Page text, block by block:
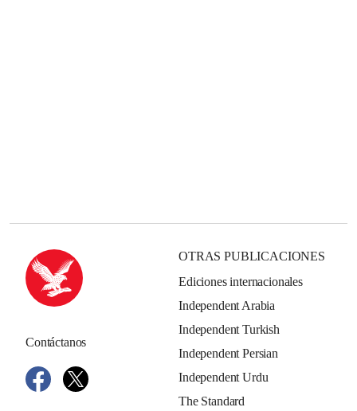
Contáctanos
OTRAS PUBLICACIONES
Ediciones internacionales
Independent Arabia
Independent Turkish
Independent Persian
Independent Urdu
The Standard